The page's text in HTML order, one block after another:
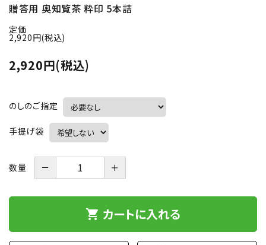
贈答用 奥知覧茶 粋印 5本詰
定価
2,920円(税込)
2,920円(税込)
のしのご指定
手提げ袋
数量 － ＋
shopping_cart カートに入れる